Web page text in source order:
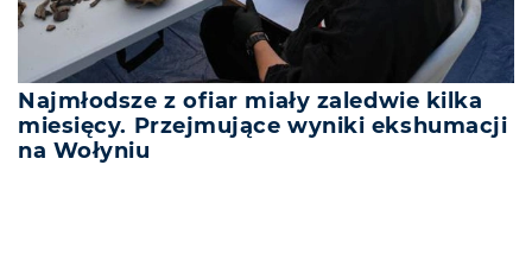
Najmłodsze z ofiar miały zaledwie kilka
miesięcy. Przejmujące wyniki ekshumacji
na Wołyniu